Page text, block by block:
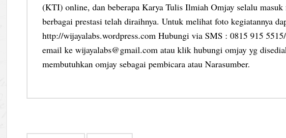
(KTI) online, dan beberapa Karya Tulis Ilmiah Omjay selalu
berbagai prestasi telah diraihnya. Untuk melihat foto kegiatannya
http://wijayalabs.wordpress.com Hubungi via SMS : 0815 915
email ke wijayalabs@gmail.com atau klik hubungi omjay yg
membutuhkan omjay sebagai pembicara atau Narasumber.
Post